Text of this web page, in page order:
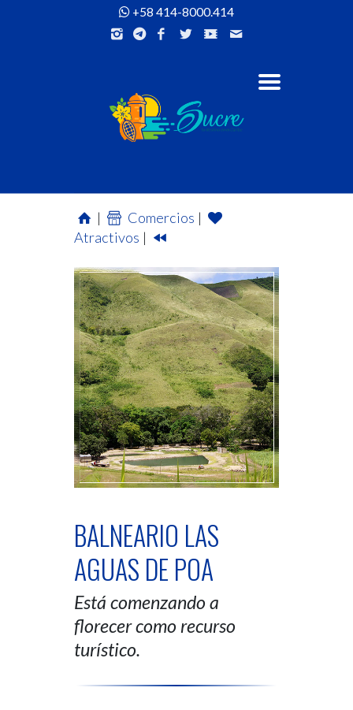
+58 414-8000.414
| Comercios |
Atractivos |
BALNEARIO LAS
AGUAS DE POA
Está comenzando a
florecer como recurso
turístico.